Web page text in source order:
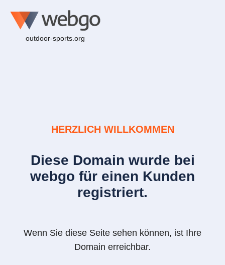
outdoor-sports.org
HERZLICH WILLKOMMEN
Diese Domain wurde bei
webgo für einen Kunden
registriert.
Wenn Sie diese Seite sehen können, ist Ihre
Domain erreichbar.